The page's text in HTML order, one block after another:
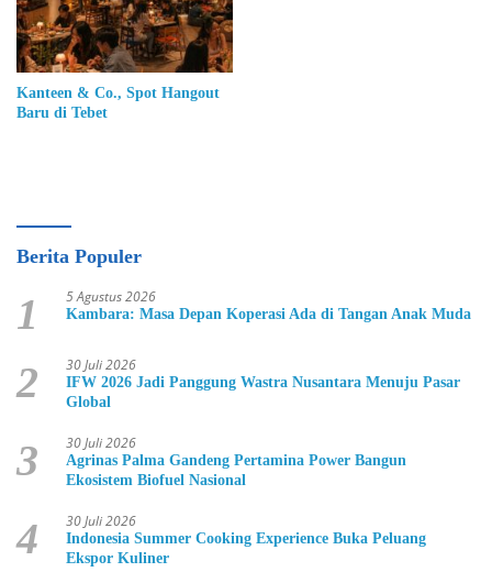
Kanteen & Co., Spot Hangout
Baru di Tebet
Berita Populer
1 5 Agustus 2026
Kambara: Masa Depan Koperasi Ada di Tangan Anak Muda
2 30 Juli 2026
IFW 2026 Jadi Panggung Wastra Nusantara Menuju Pasar
Global
3 30 Juli 2026
Agrinas Palma Gandeng Pertamina Power Bangun
Ekosistem Biofuel Nasional
4 30 Juli 2026
Indonesia Summer Cooking Experience Buka Peluang
Ekspor Kuliner